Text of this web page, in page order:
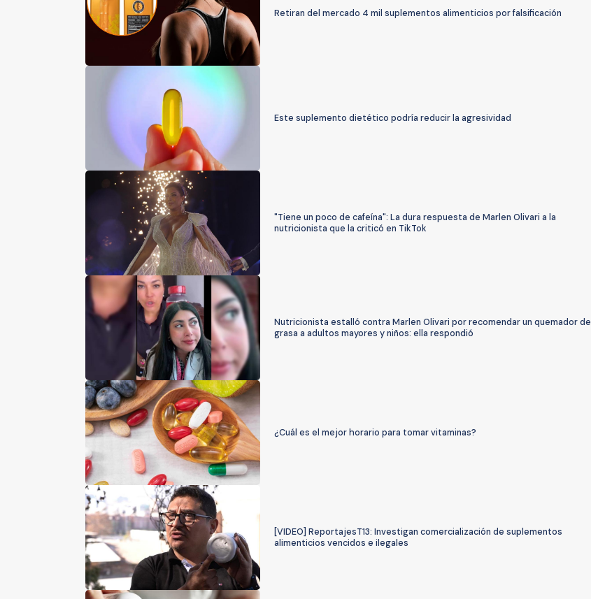
Retiran del mercado 4 mil suplementos alimenticios por falsificación
Este suplemento dietético podría reducir la agresividad
"Tiene un poco de cafeína": La dura respuesta de Marlen Olivari a la
nutricionista que la criticó en TikTok
Nutricionista estalló contra Marlen Olivari por recomendar un quemador de
grasa a adultos mayores y niños: ella respondió
¿Cuál es el mejor horario para tomar vitaminas?
[VIDEO] ReportajesT13: Investigan comercialización de suplementos
alimenticios vencidos e ilegales